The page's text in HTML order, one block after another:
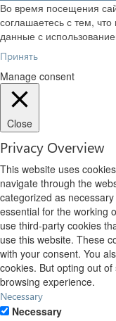
Во время посещения
соглашаетесь с тем,
данные с
Принять
Manage consent
Close
Privacy Overview
This website uses
navigate through the
categorized as
essential for the working
use third-party cookies
use this website. These
with your consent. You
cookies. But opting out
browsing experience.
Necessary
Necessary